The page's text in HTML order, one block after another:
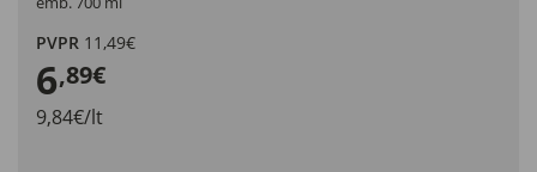
PVPR 11,49€
6,89€
9,84€/lt